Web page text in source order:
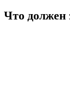
Что должен